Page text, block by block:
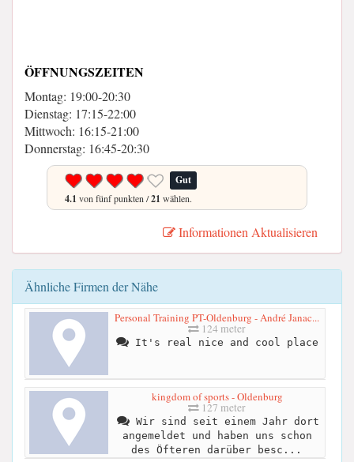
ÖFFNUNGSZEITEN
Montag: 19:00-20:30
Dienstag: 17:15-22:00
Mittwoch: 16:15-21:00
Donnerstag: 16:45-20:30
Gut
4.1 von fünf punkten /21 wählen.
Informationen Aktualisieren
Ähnliche Firmen der Nähe
Personal Training PT-Oldenburg - André Janac...
124 meter
It's real nice and cool place
kingdom of sports - Oldenburg
127 meter
Wir sind seit einem Jahr dort
angemeldet und haben uns schon
des Öfteren darüber besc...